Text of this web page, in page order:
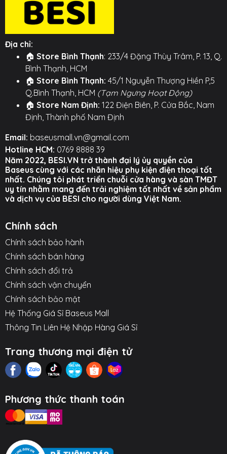
thông minh, sợi cáp tự động nhận diện và điều chỉnh
dòng điện để mang lại tốc độ sạc nhanh và ổn định
bạn.
⚙️ TÍNH NĂNG NỔI BẬT ⚙️
○ Tích hợp đèn LED với hiệu ứng chuyển đổi 7 màu.
○ Hỗ trợ sạc nhanh dòng cao, an toàn cho thiết bị.
○ Vật liệu cao cấp, thiết kế bền bỉ, chống gãy gập.
○ Tích hợp chip sạc thông minh giúp ổn định dòng
điện.
Hình ảnh sản phẩm
Địa chỉ:
🏠 Store Bình Thạnh: 233/4 Đặng Thùy Trâm, P. 13, Q.
Bình Thạnh, HCM
🏠 Store Bình Thạnh: 45/1 Nguyễn Thượng Hiền P,5
Q.Bình Thạnh, HCM (Tạm Ngưng Hoạt Động)
🏠 Store Nam Định: 122 Điện Biên, P. Cửa Bắc, Nam
Định, Thành phố Nam Định
Email: baseusmall.vn@gmail.com
Hotline HCM: 0769 8888 39
Năm 2022, BESI.VN trở thành đại lý ủy quyền của
Baseus cùng với các nhãn hiệu phụ kiện điện thoại tốt
nhất. Chúng tôi phát triển chuỗi cửa hàng và sàn TMĐT
uy tín nhằm mang đến trải nghiệm tốt nhất về sản phẩm
và dịch vụ của BESI cho người dùng Việt Nam.
Chính sách
Chính sách bảo hành
Chính sách bán hàng
Chính sách đổi trả
Chính sách vận chuyển
Chính sách bảo mật
Hệ Thống Giá Sỉ Baseus Mall
Thông Tin Liên Hệ Nhập Hàng Giá Sỉ
Trang thương mại điện tử
Phương thức thanh toán